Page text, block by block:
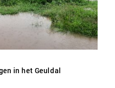
in het Geuldal